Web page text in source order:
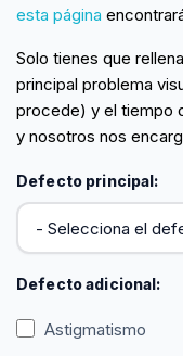
esta página
Solo tienes que
principal problema
procede) y el tiempo
y nosotros nos
Defecto principal:
Defecto adicional:
Astigmatismo